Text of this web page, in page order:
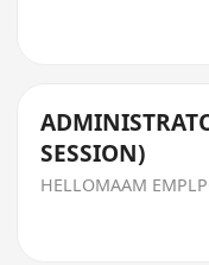
SESSION)
HELLOMAAM